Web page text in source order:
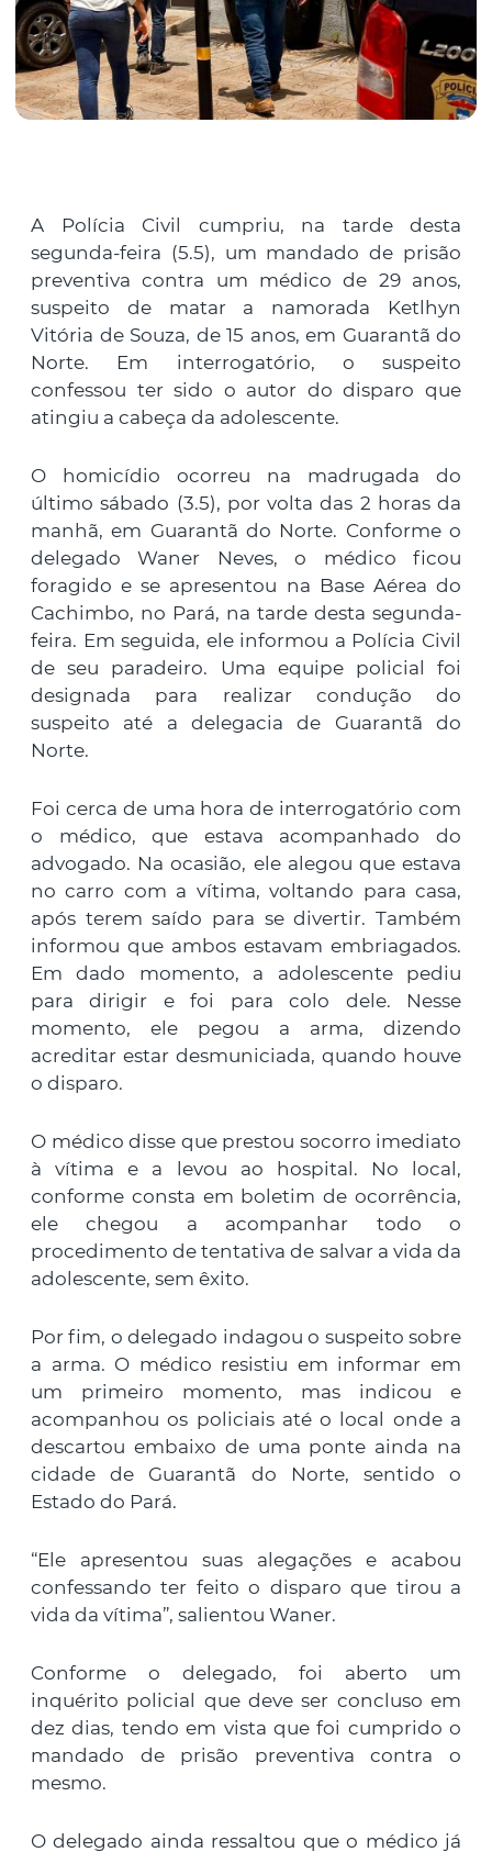
A Polícia Civil cumpriu, na tarde desta
segunda-feira (5.5), um mandado de prisão
preventiva contra um médico de 29 anos,
suspeito de matar a namorada Ketlhyn
Vitória de Souza, de 15 anos, em Guarantã do
Norte. Em interrogatório, o suspeito
confessou ter sido o autor do disparo que
atingiu a cabeça da adolescente.
O homicídio ocorreu na madrugada do
último sábado (3.5), por volta das 2 horas da
manhã, em Guarantã do Norte. Conforme o
delegado Waner Neves, o médico ficou
foragido e se apresentou na Base Aérea do
Cachimbo, no Pará, na tarde desta segunda-
feira. Em seguida, ele informou a Polícia Civil
de seu paradeiro. Uma equipe policial foi
designada para realizar condução do
suspeito até a delegacia de Guarantã do
Norte.
Foi cerca de uma hora de interrogatório com
o médico, que estava acompanhado do
advogado. Na ocasião, ele alegou que estava
no carro com a vítima, voltando para casa,
após terem saído para se divertir. Também
informou que ambos estavam embriagados.
Em dado momento, a adolescente pediu
para dirigir e foi para colo dele. Nesse
momento, ele pegou a arma, dizendo
acreditar estar desmuniciada, quando houve
o disparo.
O médico disse que prestou socorro imediato
à vítima e a levou ao hospital. No local,
conforme consta em boletim de ocorrência,
ele chegou a acompanhar todo o
procedimento de tentativa de salvar a vida da
adolescente, sem êxito.
Por fim, o delegado indagou o suspeito sobre
a arma. O médico resistiu em informar em
um primeiro momento, mas indicou e
acompanhou os policiais até o local onde a
descartou embaixo de uma ponte ainda na
cidade de Guarantã do Norte, sentido o
Estado do Pará.
“Ele apresentou suas alegações e acabou
confessando ter feito o disparo que tirou a
vida da vítima”, salientou Waner.
Conforme o delegado, foi aberto um
inquérito policial que deve ser concluso em
dez dias, tendo em vista que foi cumprido o
mandado de prisão preventiva contra o
mesmo.
O delegado ainda ressaltou que o médico já